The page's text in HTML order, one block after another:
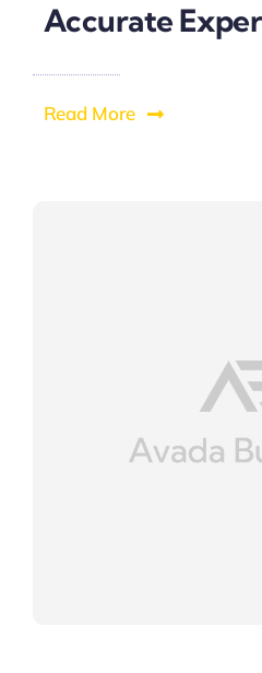
Accurate
Read More